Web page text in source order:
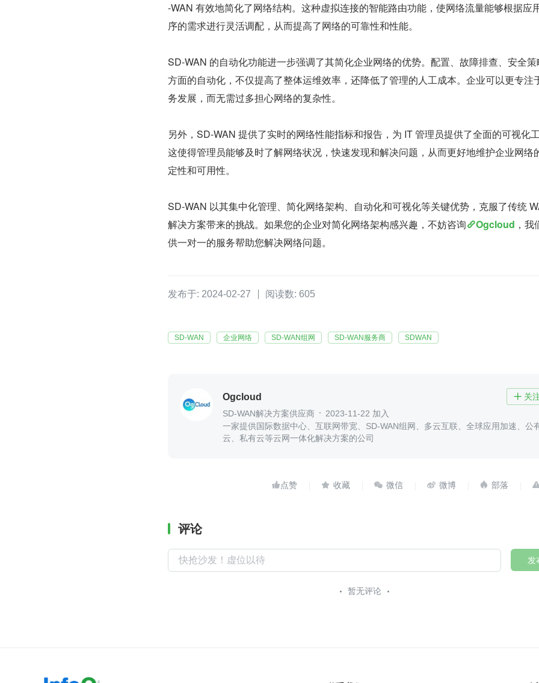
-WAN 有效地简化了网络结构。这种虚拟连接的智能路由功能，使网络流量能够根据应
序的需求进行灵活调配，从而提高了网络的可靠性和性能。
SD-WAN 的自动化功能进一步强调了其简化企业网络的优势。配置、故障排查、安全
方面的自动化，不仅提高了整体运维效率，还降低了管理的人工成本。企业可以更专注
务发展，而无需过多担心网络的复杂性。
另外，SD-WAN 提供了实时的网络性能指标和报告，为 IT 管理员提供了全面的可视化工
这使得管理员能够及时了解网络状况，快速发现和解决问题，从而更好地维护企业网络
定性和可用性。
SD-WAN 以其集中化管理、简化网络架构、自动化和可视化等关键优势，克服了传统
解决方案带来的挑战。如果您的企业对简化网络架构感兴趣，不妨咨询
Ogcloud ，我
供一对一的服务帮助您解决网络问题。
发布于: 2024-02-27 阅读数: 605
SD-WAN 企业网络 SD-WAN组网 SD-WAN服务商 SDWAN
Ogcloud  关
SD-WAN解决方案供应商
2023-11-22 加入
一家提供国际数据中心、互联网带宽、SD-WAN组网、多云互联、全球应用加速、公
云、私有云等云网一体化解决方案的公司
    
评论
发
暂无评论